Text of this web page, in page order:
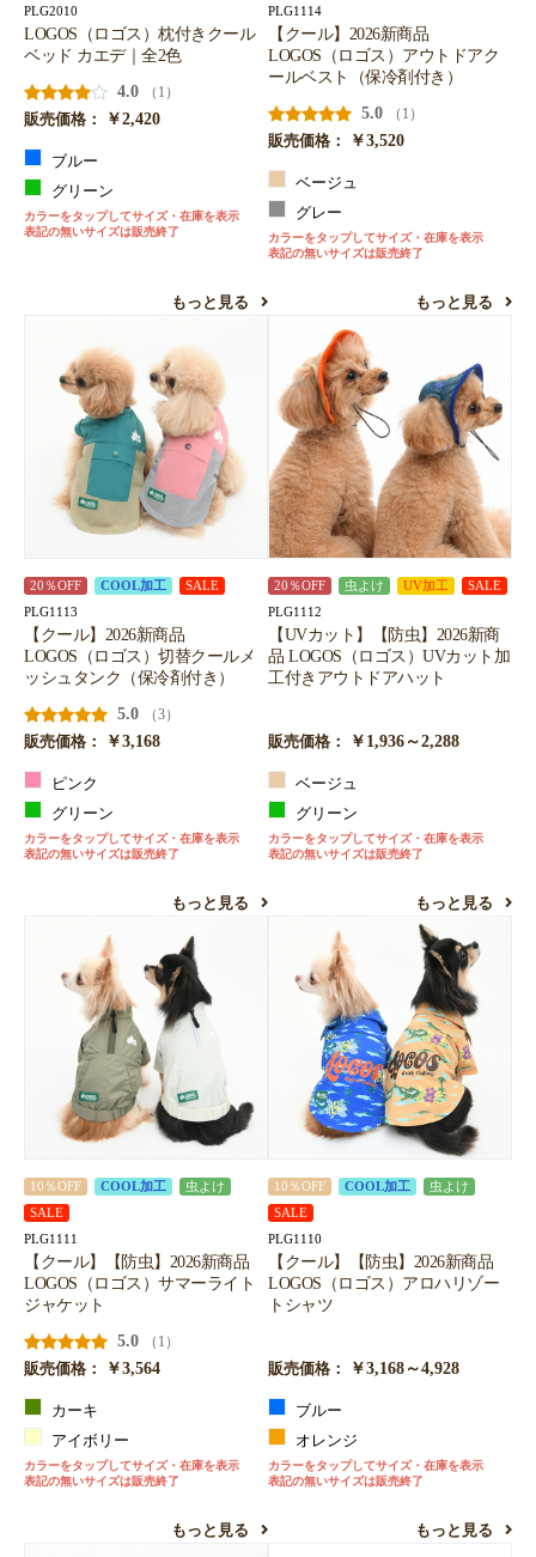
PLG2010
LOGOS（ロゴス）枕付きクール
ベッド カエデ｜全2色
4.0
（1）
販売価格：
￥2,420
ブルー
グリーン
カラーをタップしてサイズ・在庫を表示
表記の無いサイズは販売終了
もっと見る
PLG1114
【クール】2026新商品
LOGOS（ロゴス）アウトドアク
ールベスト（保冷剤付き）
5.0
（1）
販売価格：
￥3,520
ベージュ
グレー
カラーをタップしてサイズ・在庫を表示
表記の無いサイズは販売終了
もっと見る
20％OFF COOL加工 SALE
PLG1113
【クール】2026新商品
LOGOS（ロゴス）切替クールメ
ッシュタンク（保冷剤付き）
5.0
（3）
販売価格：
￥3,168
ピンク
グリーン
カラーをタップしてサイズ・在庫を表示
表記の無いサイズは販売終了
もっと見る
20％OFF 虫よけ UV加工 SALE
PLG1112
【UVカット】【防虫】2026新商
品 LOGOS（ロゴス）UVカット加
工付きアウトドアハット
販売価格： ￥1,936～2,288
ベージュ
グリーン
カラーをタップしてサイズ・在庫を表示
表記の無いサイズは販売終了
もっと見る
10％OFF COOL加工
虫よけ
SALE
PLG1111
【クール】【防虫】2026新商品
LOGOS（ロゴス）サマーライト
ジャケット
5.0
（1）
販売価格：
￥3,564
カーキ
アイボリー
カラーをタップしてサイズ・在庫を表示
表記の無いサイズは販売終了
もっと見る
10％OFF COOL加工
虫よけ
SALE
PLG1110
【クール】【防虫】2026新商品
LOGOS（ロゴス）アロハリゾー
トシャツ
販売価格： ￥3,168～4,928
ブルー
オレンジ
カラーをタップしてサイズ・在庫を表示
表記の無いサイズは販売終了
もっと見る